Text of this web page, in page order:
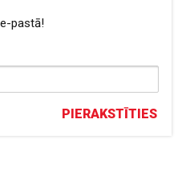
pastā!
PIERAKSTĪTIES